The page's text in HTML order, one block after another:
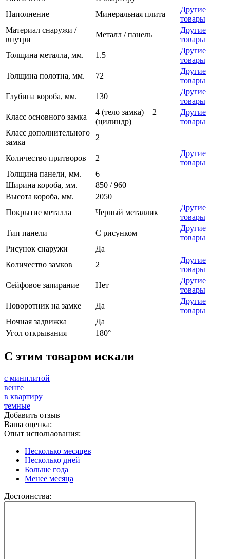
Наполнение
Минеральная плита
Другие
товары
Материал снаружи /
внутри
Металл / панель
Другие
товары
Толщина металла, мм.
1.5
Другие
товары
Толщина полотна, мм.
72
Другие
товары
Глубина короба, мм.
130
Другие
товары
Класс основного замка
4 (тело замка) + 2
(цилиндр)
Другие
товары
Класс дополнительного
замка
2
Количество притворов 2
Другие
товары
Толщина панели, мм.
6
Ширина короба, мм.
850 / 960
Высота короба, мм.
2050
Покрытие металла
Черный металлик
Другие
товары
Тип панели
С рисунком
Другие
товары
Рисунок снаружи
Да
Количество замков
2
Другие
товары
Сейфовое запирание
Нет
Другие
товары
Поворотник на замке
Да
Другие
товары
Ночная задвижка
Да
Угол открывания
180°
C этим товаром искали
с минплитой
венге
в квартиру
темные
Добавить отзыв
Ваша оценка:
Опыт использования:
Несколько месяцев
Несколько дней
Больше года
Менее месяца
Достоинства: